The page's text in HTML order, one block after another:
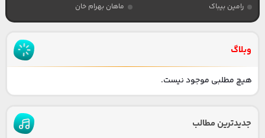
رامین بیباک
ماهان بهرام خان
وبلاگ
هیچ مطلبی موجود نیست.
جدیدترین مطالب